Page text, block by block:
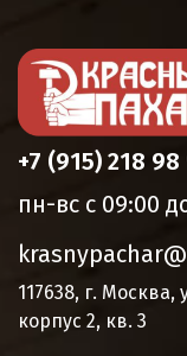
+7 (915) 218 98
пн-вс с 09:00
117638, г.
корпус 2, кв. 3